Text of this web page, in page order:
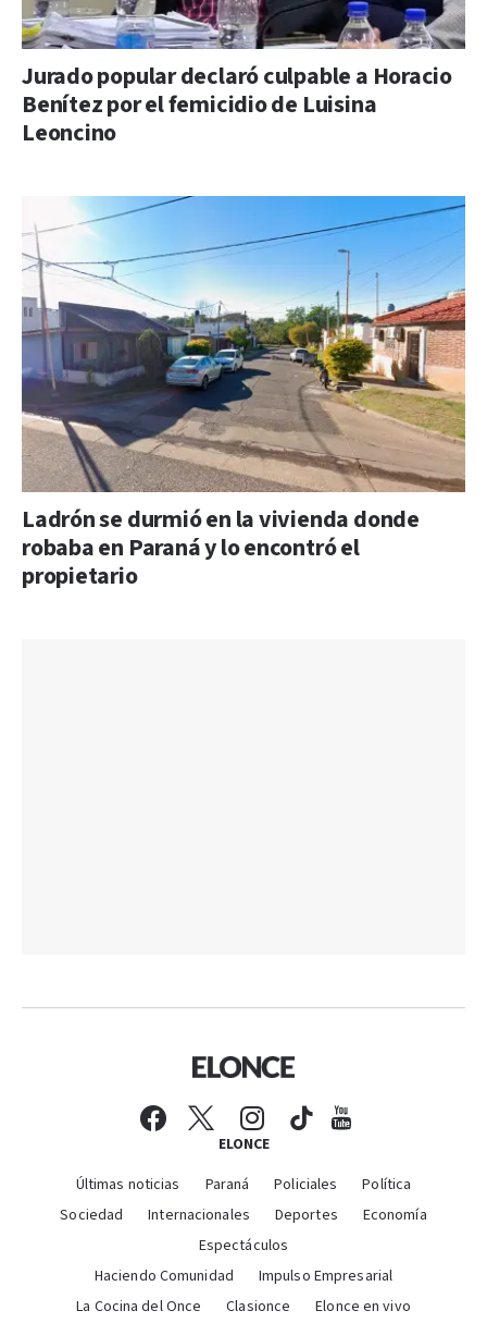
Jurado popular declaró culpable a Horacio
Benítez por el femicidio de Luisina
Leoncino
Ladrón se durmió en la vivienda donde
robaba en Paraná y lo encontró el
propietario
ELONCE
Últimas noticias Paraná Policiales
Política
Sociedad
Internacionales Deportes
Economía
Espectáculos
Haciendo Comunidad
Impulso Empresarial
La Cocina del Once
Clasionce Elonce en vivo